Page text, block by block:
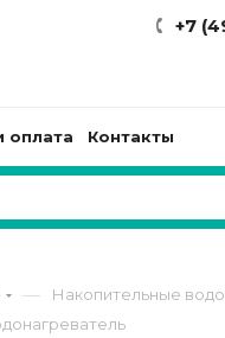
+7
оплата Контакты
— Накопительные